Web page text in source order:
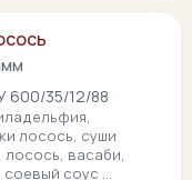
600/35/12/88
лосось, суши
лосось, васаби,
соус ...